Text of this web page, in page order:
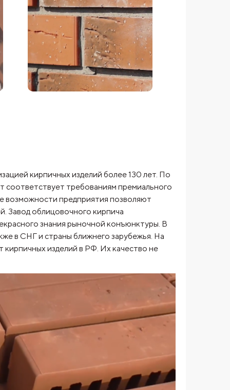
кирпичных изделий более 130 лет. По
соответствует требованиям премиального
возможности предприятия позволяют
Завод облицовочного кирпича
знания рыночной конъюнктуры. В
в СНГ и страны ближнего зарубежья. На
изделий в РФ. Их качество не